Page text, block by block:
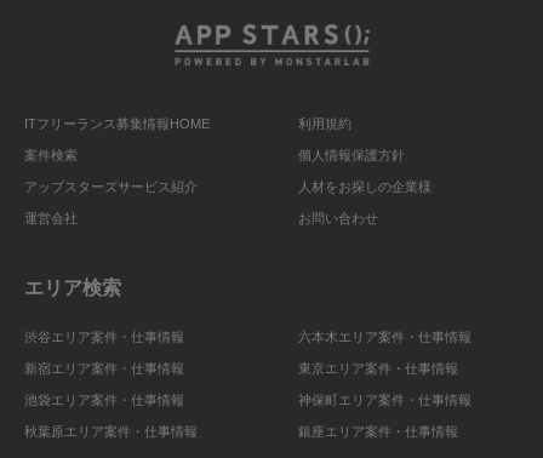
ITフリーランス募集情報HOME
案件検索
アップスターズサービス紹介
運営会社
利用規約
個人情報保護方針
人材をお探しの企業様
お問い合わせ
エリア検索
渋谷エリア案件・仕事情報
新宿エリア案件・仕事情報
池袋エリア案件・仕事情報
秋葉原エリア案件・仕事情報
六本木エリア案件・仕事情報
東京エリア案件・仕事情報
神保町エリア案件・仕事情報
銀座エリア案件・仕事情報